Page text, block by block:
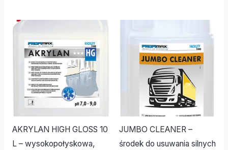
AKRYLAN HIGH GLOSS 10
L – wysokopołyskowa,
JUMBO CLEANER –
środek do usuwania silnych